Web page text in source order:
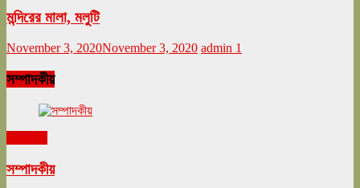
মন্দিরের মালা, মলুটি
November 3, 2020November 3, 2020 admin 1
সম্পাদকীয়
সম্পাদকীয়